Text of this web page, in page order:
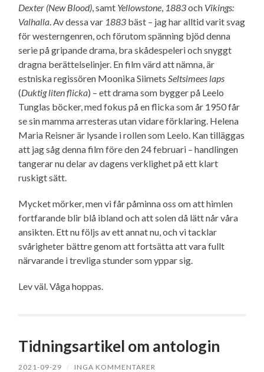
Dexter (New Blood), samt Yellowstone, 1883och Vikings:
Valhalla. Av dessa var 1883 bäst – jag har alltid varit svag
för westerngenren, och förutom spänning bjöd denna
serie på gripande drama, bra skådespeleri och snyggt
dragna berättelse­linjer. En film värd att nämna, är
estniska regissören Moonika SiimetsSeltsimees laps
(Duktig liten flicka) – ett drama som bygger på Leelo
Tunglas böcker, med fokus på en flicka som år 1950 får
se sin mamma arresteras utan vidare förklaring. Helena
Maria Reisner är lysande i rollen som Leelo. Kan tilläggas
att jag såg denna film före den 24 februari – handlingen
tangerar nu delar av dagens verklighet på ett klart
ruskigt sätt.
Mycket mörker, men vi får påminna oss om att himlen
fortfarande blir blå ibland och att solen då lätt når våra
ansikten. Ett nu följs av ett annat nu, och vi tacklar
svårigheter bättre genom att fortsätta att vara fullt
närvarande i trevliga stunder som yppar sig.
Lev väl. Våga hoppas.
Tidningsartikel om antologin
2021-09-29 / INGA KOMMENTARER